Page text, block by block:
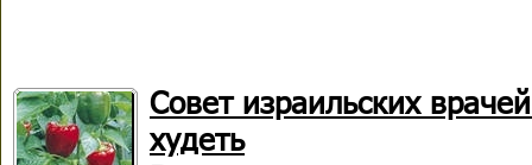
Совет израильских
худеть